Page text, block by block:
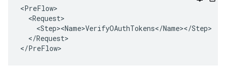
<PreFlow>
  <Request>
    <Step><Name>VerifyOAuthTokens</Name></Step>
  </Request>
</PreFlow>